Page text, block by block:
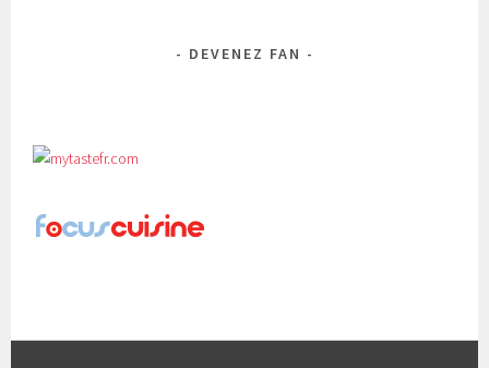
DEVENEZ FAN